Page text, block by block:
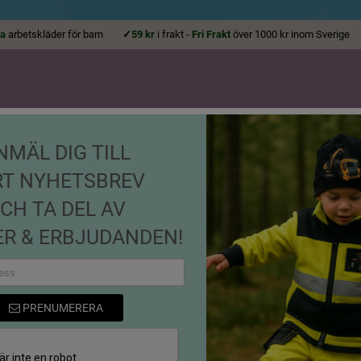
arbetskläder för barn ✓ 59 kr i frakt - Fri Frakt över 1000 kr inom
T-SHIRTS
ALLA ÅLDRAR
HOODIES
KEPSAR,
Grävmaskin
T-shirt Grävmaskin
Referens
DIG TILL
NYHETSBREV
TA DEL AV
& ERBJUDANDEN!
PRENUMERERA